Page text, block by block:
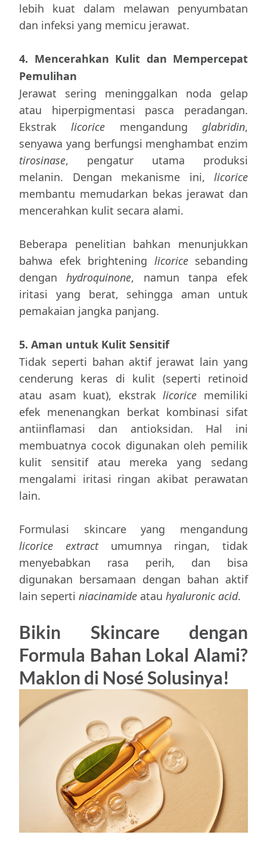
lebih kuat dalam melawan penyumbatan
dan infeksi yang memicu jerawat.
4. Mencerahkan Kulit dan Mempercepat
Pemulihan
Jerawat sering meninggalkan noda gelap
atau hiperpigmentasi pasca peradangan.
Ekstraklicorice mengandung glabridin,
senyawa yang berfungsi menghambat enzim
tirosinase, pengatur utama produksi
melanin. Dengan mekanisme ini, licorice
membantu memudarkan bekas jerawat dan
mencerahkan kulit secara alami.
Beberapa penelitian bahkan menunjukkan
bahwa efek brightening licoricesebanding
denganhydroquinone, namun tanpa efek
iritasi yang berat, sehingga aman untuk
pemakaian jangka panjang.
5. Aman untuk Kulit Sensitif
Tidak seperti bahan aktif jerawat lain yang
cenderung keras di kulit (seperti retinoid
atau asam kuat), ekstraklicorice memiliki
efek menenangkan berkat kombinasi sifat
antiinflamasi dan antioksidan. Hal ini
membuatnya cocok digunakan oleh pemilik
kulit sensitif atau mereka yang sedang
mengalami iritasi ringan akibat perawatan
lain.
Formulasi skincare yang mengandung
licorice extractumumnya ringan, tidak
menyebabkan rasa perih, dan bisa
digunakan bersamaan dengan bahan aktif
lain seperti niacinamide atau hyaluronic acid.
Bikin Skincare dengan
Formula Bahan Lokal Alami?
Maklon di Nosé Solusinya!